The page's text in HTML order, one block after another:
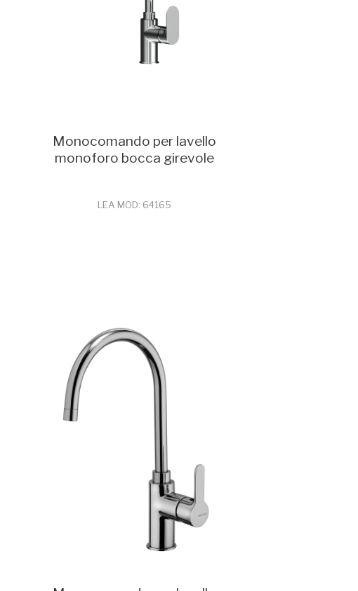
Monocomando per lavello
monoforo bocca girevole
LEA MOD: 64165